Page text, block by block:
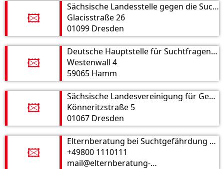
🖾
Sächsische Landesstelle gegen die Suchtgefahren e. V.
Glacisstraße 26
01099 Dresden
🖾
Deutsche Hauptstelle für Suchtfragen e. V.
Westenwall 4
59065 Hamm
🖾
Sächsische Landesvereinigung für Gesundheitsförderung
Könneritzstraße 5
01067 Dresden
🖾
Elternberatung bei Suchtgefährdung von Kindern und Jugendlichen
+49800 1110111
mail@elternberatung-sucht.de